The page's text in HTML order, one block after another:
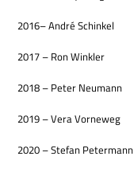
2016– André Schinkel
2017 – Ron Winkler
2018 – Peter Neumann
2019 – Vera Vorneweg
2020 – Ste­fan Petermann